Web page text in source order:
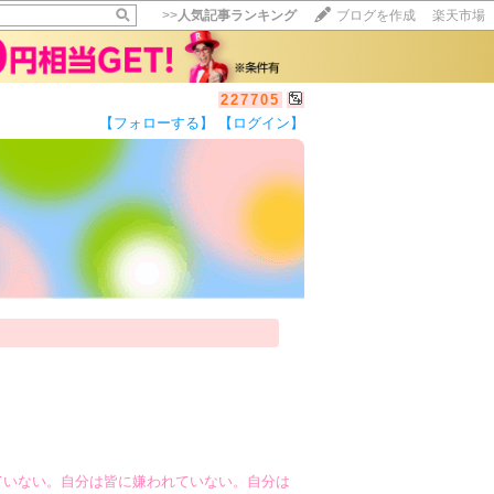
>>人気記事ランキング ブログを作成 楽天市場
227705
【フォローする】 【ログイン】
ない。自分は皆に嫌われていない。自分は